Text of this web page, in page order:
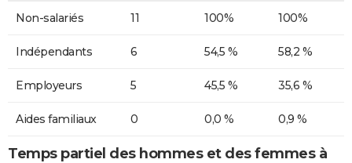
Non-salariés 11 100% 100%
Indépendants 6 54,5 % 58,2 %
Employeurs 5 45,5 % 35,6 %
Aides familiaux 0 0,0 % 0,9 %
Temps partiel des hommes et des femmes à